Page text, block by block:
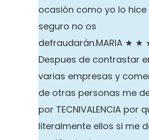
ocasión como yo lo hice
seguro no os
defraudarán.MARIA ★
Despues de contrastar
varias empresas y
de otras personas me
por TECNIVALENCIA por
literalmente ellos si me